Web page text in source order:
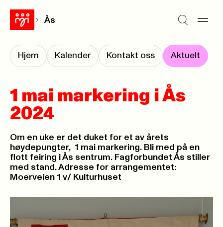
Ås
Hjem Kalender Kontakt oss Aktuelt
1 mai markering i Ås
2024
Om en uke er det duket for et av årets
høydepungter, 1 mai markering. Bli med på en
flott feiring i Ås sentrum. Fagforbundet Ås stiller
med stand. Adresse for arrangementet:
Moerveien 1 v/ Kulturhuset